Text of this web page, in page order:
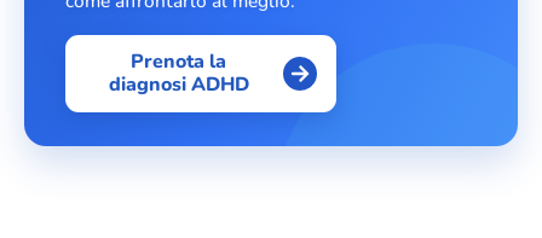
Prenota la
diagnosi ADHD